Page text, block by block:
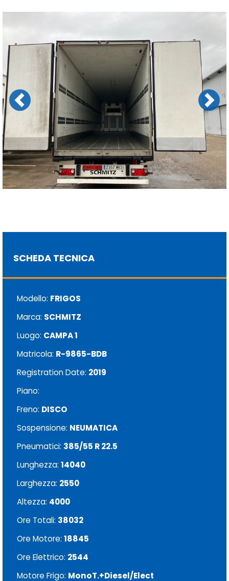
Previous Next
SCHEDA TECNICA
Modello: FRIGOS
Marca: SCHMITZ
Luogo: CAMPA 1
Matricola: R-9865-BDB
Registration Date: 2019
Piano:
Freno: DISCO
Sospensione: NEUMATICA
Pneumatici: 385/55 R 22.5
Lunghezza: 14040
Larghezza: 2550
Altezza: 4000
Ore Totali: 38032
Ore Motore: 18845
Ore Elettrico: 2544
Motore Frigo: MonoT.+Diesel/Elect